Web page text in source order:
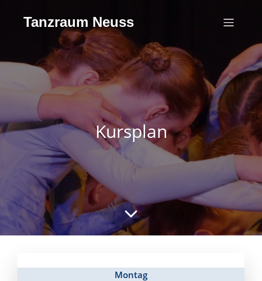
Tanzraum Neuss
Kursplan
Montag